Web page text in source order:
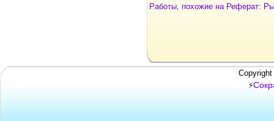
Работы, похожие на Реферат:
⚡